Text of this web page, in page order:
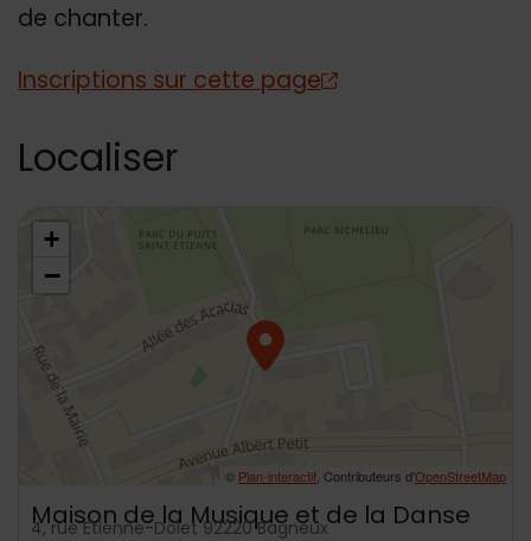
de chanter.
Inscriptions sur cette page
Localiser
+
−
© Plan-interactif , Contributeurs d'OpenStreetMap
Maison de la Musique et de la Danse
4, rue Etienne-Dolet 92220 Bagneux